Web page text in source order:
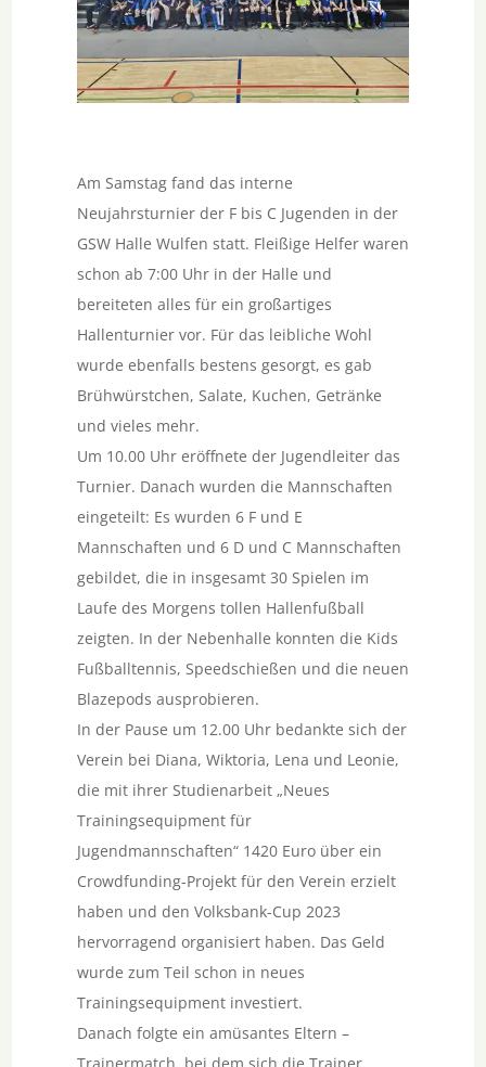
Am Samstag fand das interne
Neujahrsturnier der F bis C Jugenden in der
GSW Halle Wulfen statt. Fleißige Helfer waren
schon ab 7:00 Uhr in der Halle und
bereiteten alles für ein großartiges
Hallenturnier vor. Für das leibliche Wohl
wurde ebenfalls bestens gesorgt, es gab
Brühwürstchen, Salate, Kuchen, Getränke
und vieles mehr.
Um 10.00 Uhr eröffnete der Jugendleiter das
Turnier. Danach wurden die Mannschaften
eingeteilt: Es wurden 6 F und E
Mannschaften und 6 D und C Mannschaften
gebildet, die in insgesamt 30 Spielen im
Laufe des Morgens tollen Hallenfußball
zeigten. In der Nebenhalle konnten die Kids
Fußballtennis, Speedschießen und die neuen
Blazepods ausprobieren.
In der Pause um 12.00 Uhr bedankte sich der
Verein bei Diana, Wiktoria, Lena und Leonie,
die mit ihrer Studienarbeit „Neues
Trainingsequipment für
Jugendmannschaften“ 1420 Euro über ein
Crowdfunding-Projekt für den Verein erzielt
haben und den Volksbank-Cup 2023
hervorragend organisiert haben. Das Geld
wurde zum Teil schon in neues
Trainingsequipment investiert.
Danach folgte ein amüsantes Eltern –